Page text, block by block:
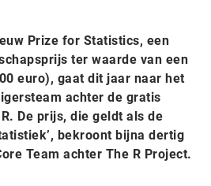
Prize for Statistics, een
ter waarde van een
euro), gaat dit jaar naar het
achter de gratis
De prijs, die geldt als de
bekroont bijna dertig
Team achter The R Project.